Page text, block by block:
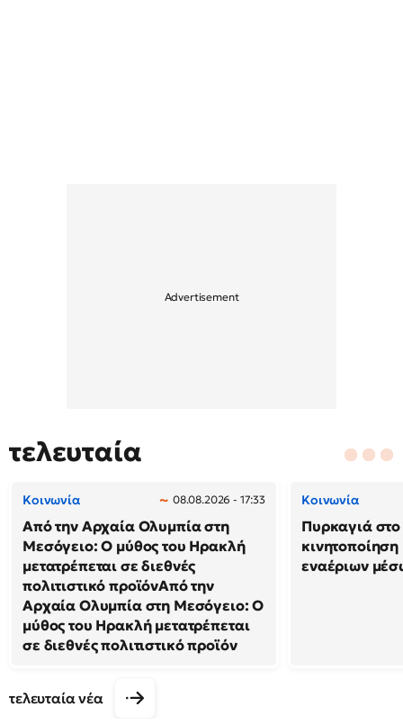
τελευταία
Κοινωνία 08.08.2026 - 17:33
Από την Αρχαία Ολυμπία στη
Μεσόγειο: Ο μύθος του Ηρακλή
μετατρέπεται σε διεθνές
πολιτιστικό προϊόνΑπό την
Αρχαία Ολυμπία στη Μεσόγειο: Ο
μύθος του Ηρακλή μετατρέπεται
σε διεθνές πολιτιστικό προϊόν
Κοινωνία
Πυρκαγιά
εναέριων
τελευταία νέα